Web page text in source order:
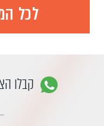
לכל
קבלו